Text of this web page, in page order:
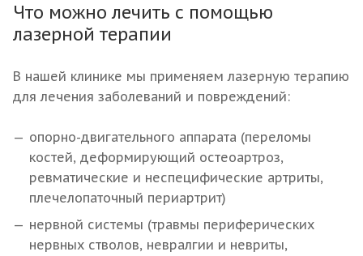
Что можно лечить с помощью
лазерной терапии
В нашей клинике мы применяем лазерную терапию
для лечения заболеваний и повреждений:
опорно-двигательного аппарата (переломы
костей, деформирующий остеоартроз,
ревматические и неспецифические артриты,
плечелопаточный периартрит)
нервной системы (травмы периферических
нервных стволов, невралгии и невриты,